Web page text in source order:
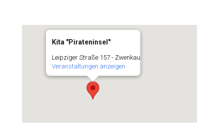
Kita "Pirateninsel"
Leipziger Straße 157 - Zwenkau
Veranstaltungen anzeigen